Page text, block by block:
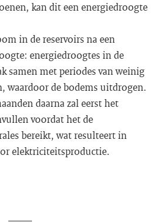
kan dit een energiedroogte
in de reservoirs na een
energiedroogtes in de
samen met periodes van weinig
waardoor de bodems uitdrogen.
daarna zal eerst het
voordat het de
bereikt, wat resulteert in
elektriciteitsproductie.